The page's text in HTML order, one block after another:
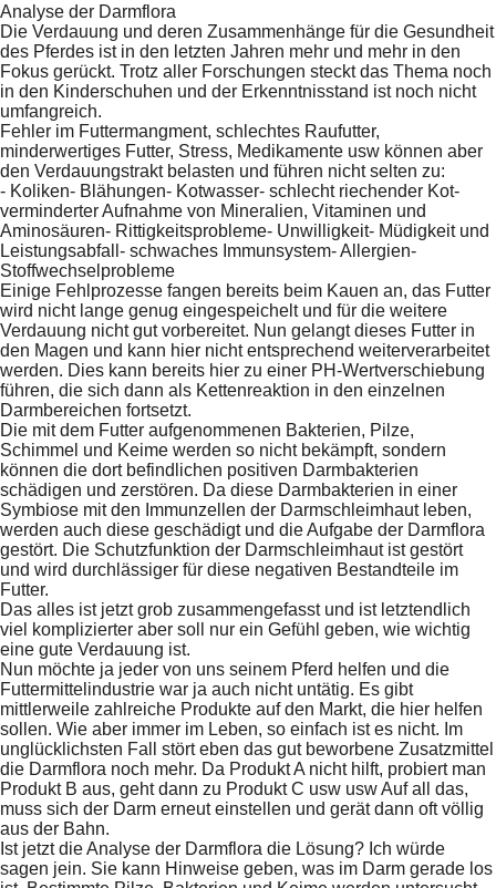
Analyse der Darmflora
Die Verdauung und deren Zusammenhänge für die Gesundheit
des Pferdes ist in den letzten Jahren mehr und mehr in den
Fokus gerückt. Trotz aller Forschungen steckt das Thema noch
in den Kinderschuhen und der Erkenntnisstand ist noch nicht
umfangreich.
Fehler im Futtermangment, schlechtes Raufutter,
minderwertiges Futter, Stress, Medikamente usw können aber
den Verdauungstrakt belasten und führen nicht selten zu:
- Koliken- Blähungen- Kotwasser- schlecht riechender Kot-
verminderter Aufnahme von Mineralien, Vitaminen und
Aminosäuren- Rittigkeitsprobleme- Unwilligkeit- Müdigkeit und
Leistungsabfall- schwaches Immunsystem- Allergien-
Stoffwechselprobleme
Einige Fehlprozesse fangen bereits beim Kauen an, das Futter
wird nicht lange genug eingespeichelt und für die weitere
Verdauung nicht gut vorbereitet. Nun gelangt dieses Futter in
den Magen und kann hier nicht entsprechend weiterverarbeitet
werden. Dies kann bereits hier zu einer PH-Wertverschiebung
führen, die sich dann als Kettenreaktion in den einzelnen
Darmbereichen fortsetzt.
Die mit dem Futter aufgenommenen Bakterien, Pilze,
Schimmel und Keime werden so nicht bekämpft, sondern
können die dort befindlichen positiven Darmbakterien
schädigen und zerstören. Da diese Darmbakterien in einer
Symbiose mit den Immunzellen der Darmschleimhaut leben,
werden auch diese geschädigt und die Aufgabe der Darmflora
gestört. Die Schutzfunktion der Darmschleimhaut ist gestört
und wird durchlässiger für diese negativen Bestandteile im
Futter.
Das alles ist jetzt grob zusammengefasst und ist letztendlich
viel komplizierter aber soll nur ein Gefühl geben, wie wichtig
eine gute Verdauung ist.
Nun möchte ja jeder von uns seinem Pferd helfen und die
Futtermittelindustrie war ja auch nicht untätig. Es gibt
mittlerweile zahlreiche Produkte auf den Markt, die hier helfen
sollen. Wie aber immer im Leben, so einfach ist es nicht. Im
unglücklichsten Fall stört eben das gut beworbene Zusatzmittel
die Darmflora noch mehr. Da Produkt A nicht hilft, probiert man
Produkt B aus, geht dann zu Produkt C usw usw Auf all das,
muss sich der Darm erneut einstellen und gerät dann oft völlig
aus der Bahn.
Ist jetzt die Analyse der Darmflora die Lösung? Ich würde
sagen jein. Sie kann Hinweise geben, was im Darm gerade los